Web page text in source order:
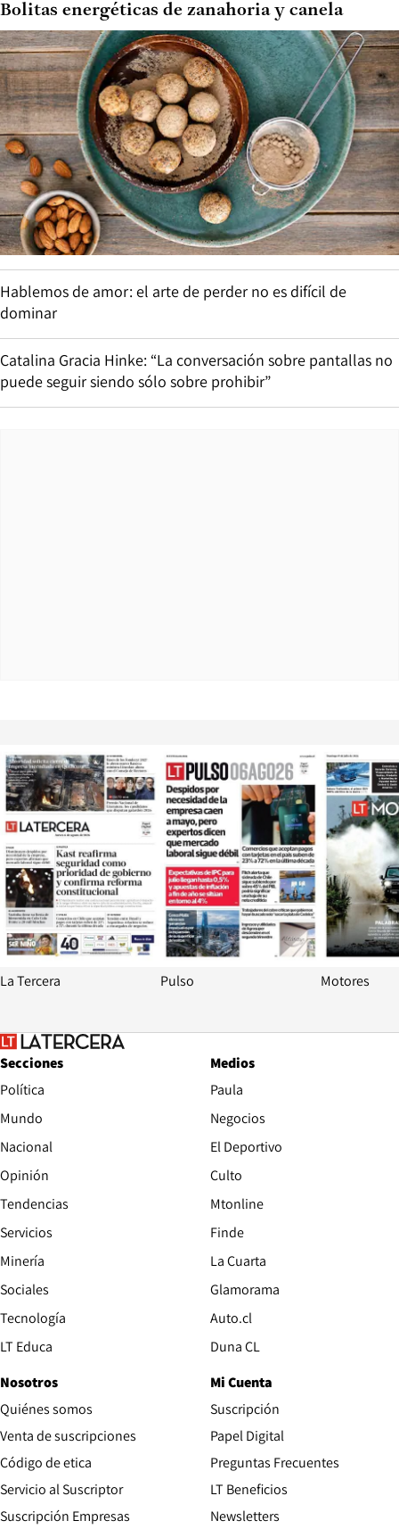
Bolitas energéticas de zanahoria y canela
Hablemos de amor: el arte de perder no es difícil de
dominar
Catalina Gracia Hinke: “La conversación sobre pantallas no
puede seguir siendo sólo sobre prohibir”
Opens in new window
La Tercera
Opens in
Pulso Motores
Secciones
Política
Mundo
Nacional
Opinión
Tendencias
Servicios
Minería
Sociales
Tecnología
LT Educa
Medios
Paula
Negocios
El Deportivo
Culto
Mtonline
Finde
La Cuarta
Glamorama
Auto.cl
Duna CL
Nosotros
Quiénes somos
Venta de suscripciones
Código de etica Opens in new window
Servicio al Suscriptor
Suscripción Empresas
Mi Cuenta
Suscripción
Papel Digital
Preguntas Frecuentes
LT Beneficios
Newsletters